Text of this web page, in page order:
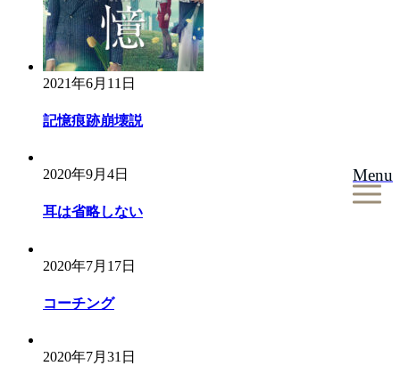
Menu
2021年6月11日
記憶痕跡崩壊説
2020年9月4日
耳は省略しない
2020年7月17日
コーチング
2020年7月31日